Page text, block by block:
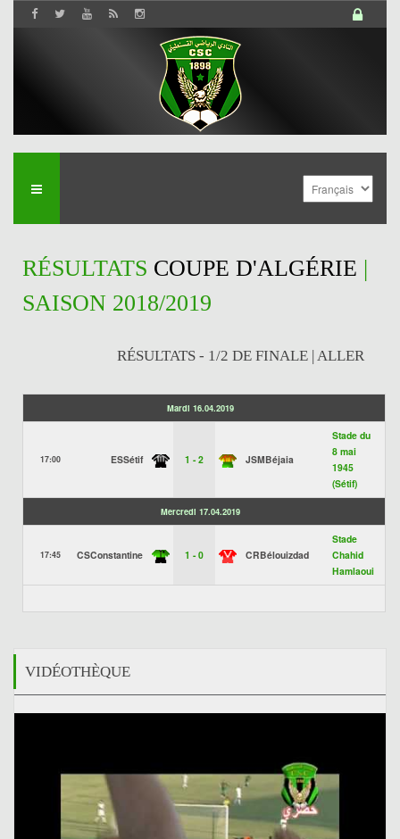
RÉSULTATS COUPE D'ALGÉRIE |
SAISON 2018/2019
RÉSULTATS - 1/2 DE FINALE | ALLER
Mardi 16.04.2019
17:00 ESSétif 1 - 2 JSMBéjaia
Stade du
8 mai
1945
(Sétif)
Mercredi 17.04.2019
17:45 CSConstantine 1 - 0 CRBélouizdad
Stade
Chahid
Hamlaoui
VIDÉOTHÈQUE